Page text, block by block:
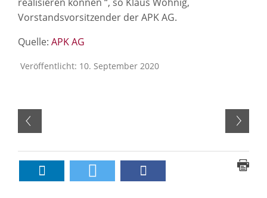
Vorstandsvorsitzender der APK AG.
Quelle: APK AG
Veröffentlicht: 10. September 2020